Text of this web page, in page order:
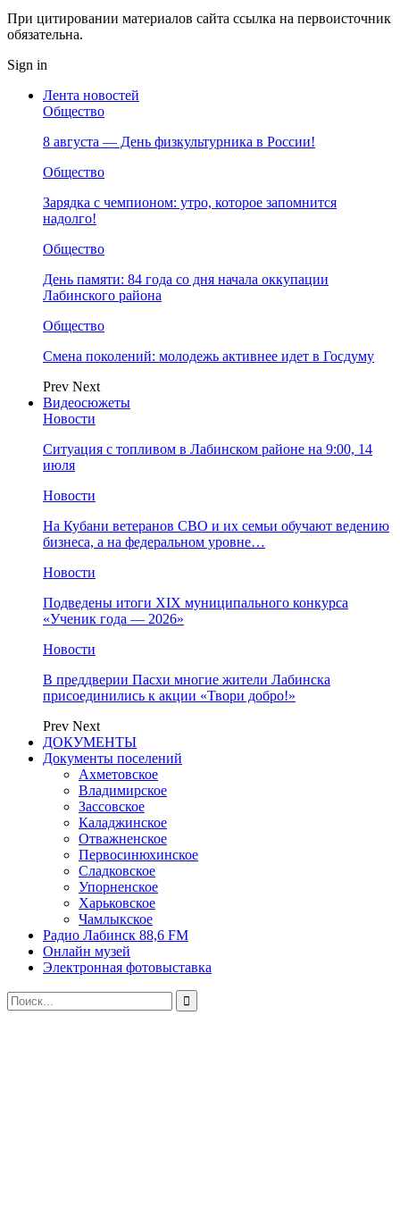
При цитировании материалов сайта ссылка на первоисточник
обязательна.
Sign in
Лента новостей
Общество
8 августа — День физкультурника в России!
Общество
Зарядка с чемпионом: утро, которое запомнится
надолго!
Общество
День памяти: 84 года со дня начала оккупации
Лабинского района
Общество
Смена поколений: молодежь активнее идет в Госдуму
Prev Next
Видеосюжеты
Новости
Ситуация с топливом в Лабинском районе на 9:00, 14
июля
Новости
На Кубани ветеранов СВО и их семьи обучают ведению
бизнеса, а на федеральном уровне…
Новости
Подведены итоги XIX муниципального конкурса
«Ученик года — 2026»
Новости
В преддверии Пасхи многие жители Лабинска
присоединились к акции «Твори добро!»
Prev Next
ДОКУМЕНТЫ
Документы поселений
Ахметовское
Владимирское
Зассовское
Каладжинское
Отважненское
Первосинюхинское
Сладковское
Упорненское
Харьковское
Чамлыкское
Радио Лабинск 88,6 FM
Онлайн музей
Электронная фотовыставка